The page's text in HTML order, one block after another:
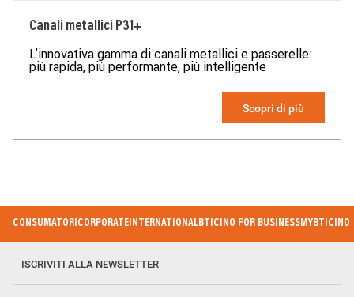
prescrizioni del Decreto Ministeriale n°37 del 22/01/2008.
Canali metallici P31+
L'innovativa gamma di canali metallici e passerelle:
più rapida, più performante, più intelligente
Scopri di più
Footer Menu
CONSUMATORICORPORATEINTERNATIONALBTICINO FOR BUSINESSMYBTICINO
ISCRIVITI ALLA NEWSLETTER